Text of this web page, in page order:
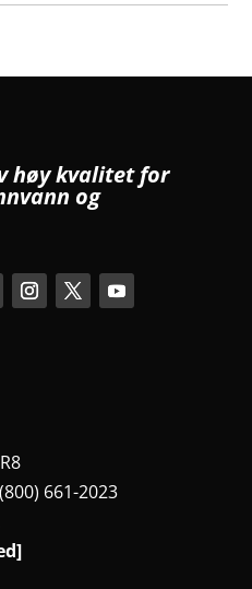
høy kvalitet for
og
661-2023